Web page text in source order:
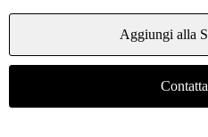
Aggiungi alla